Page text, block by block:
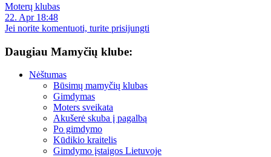
Moterų klubas
22. Apr 18:48
Jei norite komentuoti, turite prisijungti
Daugiau Mamyčių klube:
Nėštumas
Būsimų mamyčių klubas
Gimdymas
Moters sveikata
Akušerė skuba į pagalbą
Po gimdymo
Kūdikio kraitelis
Gimdymo įstaigos Lietuvoje